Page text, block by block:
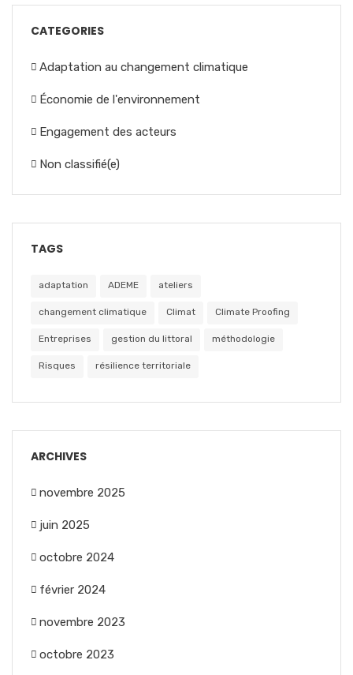
CATEGORIES
Adaptation au changement climatique
Économie de l'environnement
Engagement des acteurs
Non classifié(e)
TAGS
adaptation ADEME ateliers
changement climatique Climat Climate Proofing
Entreprises gestion du littoral méthodologie
Risques résilience territoriale
ARCHIVES
novembre 2025
juin 2025
octobre 2024
février 2024
novembre 2023
octobre 2023